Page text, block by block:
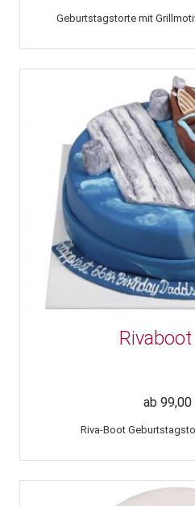
Geburtstagstorte mit
ab 99,00
Riva-Boot